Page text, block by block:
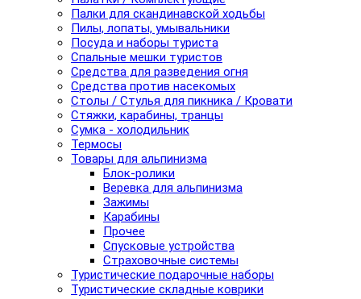
Палки для скандинавской ходьбы
Пилы, лопаты, умывальники
Посуда и наборы туриста
Спальные мешки туристов
Средства для разведения огня
Средства против насекомых
Столы / Стулья для пикника / Кровати
Стяжки, карабины, транцы
Сумка - холодильник
Термосы
Товары для альпинизма
Блок-ролики
Веревка для альпинизма
Зажимы
Карабины
Прочее
Спусковые устройства
Страховочные системы
Туристические подарочные наборы
Туристические складные коврики